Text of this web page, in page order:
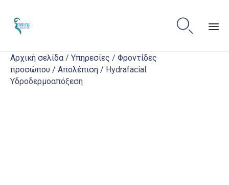

Αρχική σελίδα / Υπηρεσίες / Φροντίδες
προσώπου / Απολέπιση / Hydrafacial
Υδροδερμοαπόξεση